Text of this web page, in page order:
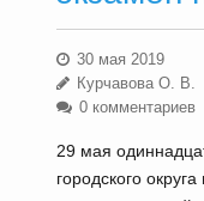
30 мая 2019
Курчавова О. В.
0 комментариев
29 мая
городского